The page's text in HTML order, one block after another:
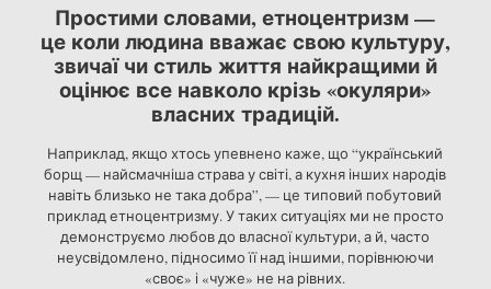
Простими словами, етноцентризм —
це коли людина вважає свою культуру,
звичаї чи стиль життя найкращими й
оцінює все навколо крізь «окуляри»
власних традицій.
Наприклад, якщо хтось упевнено каже, що “український
борщ — найсмачніша страва у світі, а кухня інших народів
навіть близько не така добра”, — це типовий побутовий
приклад етноцентризму. У таких ситуаціях ми не просто
демонструємо любов до власної культури, а й, часто
неусвідомлено, підносимо її над іншими, порівнюючи
«своє» і «чуже» не на рівних.